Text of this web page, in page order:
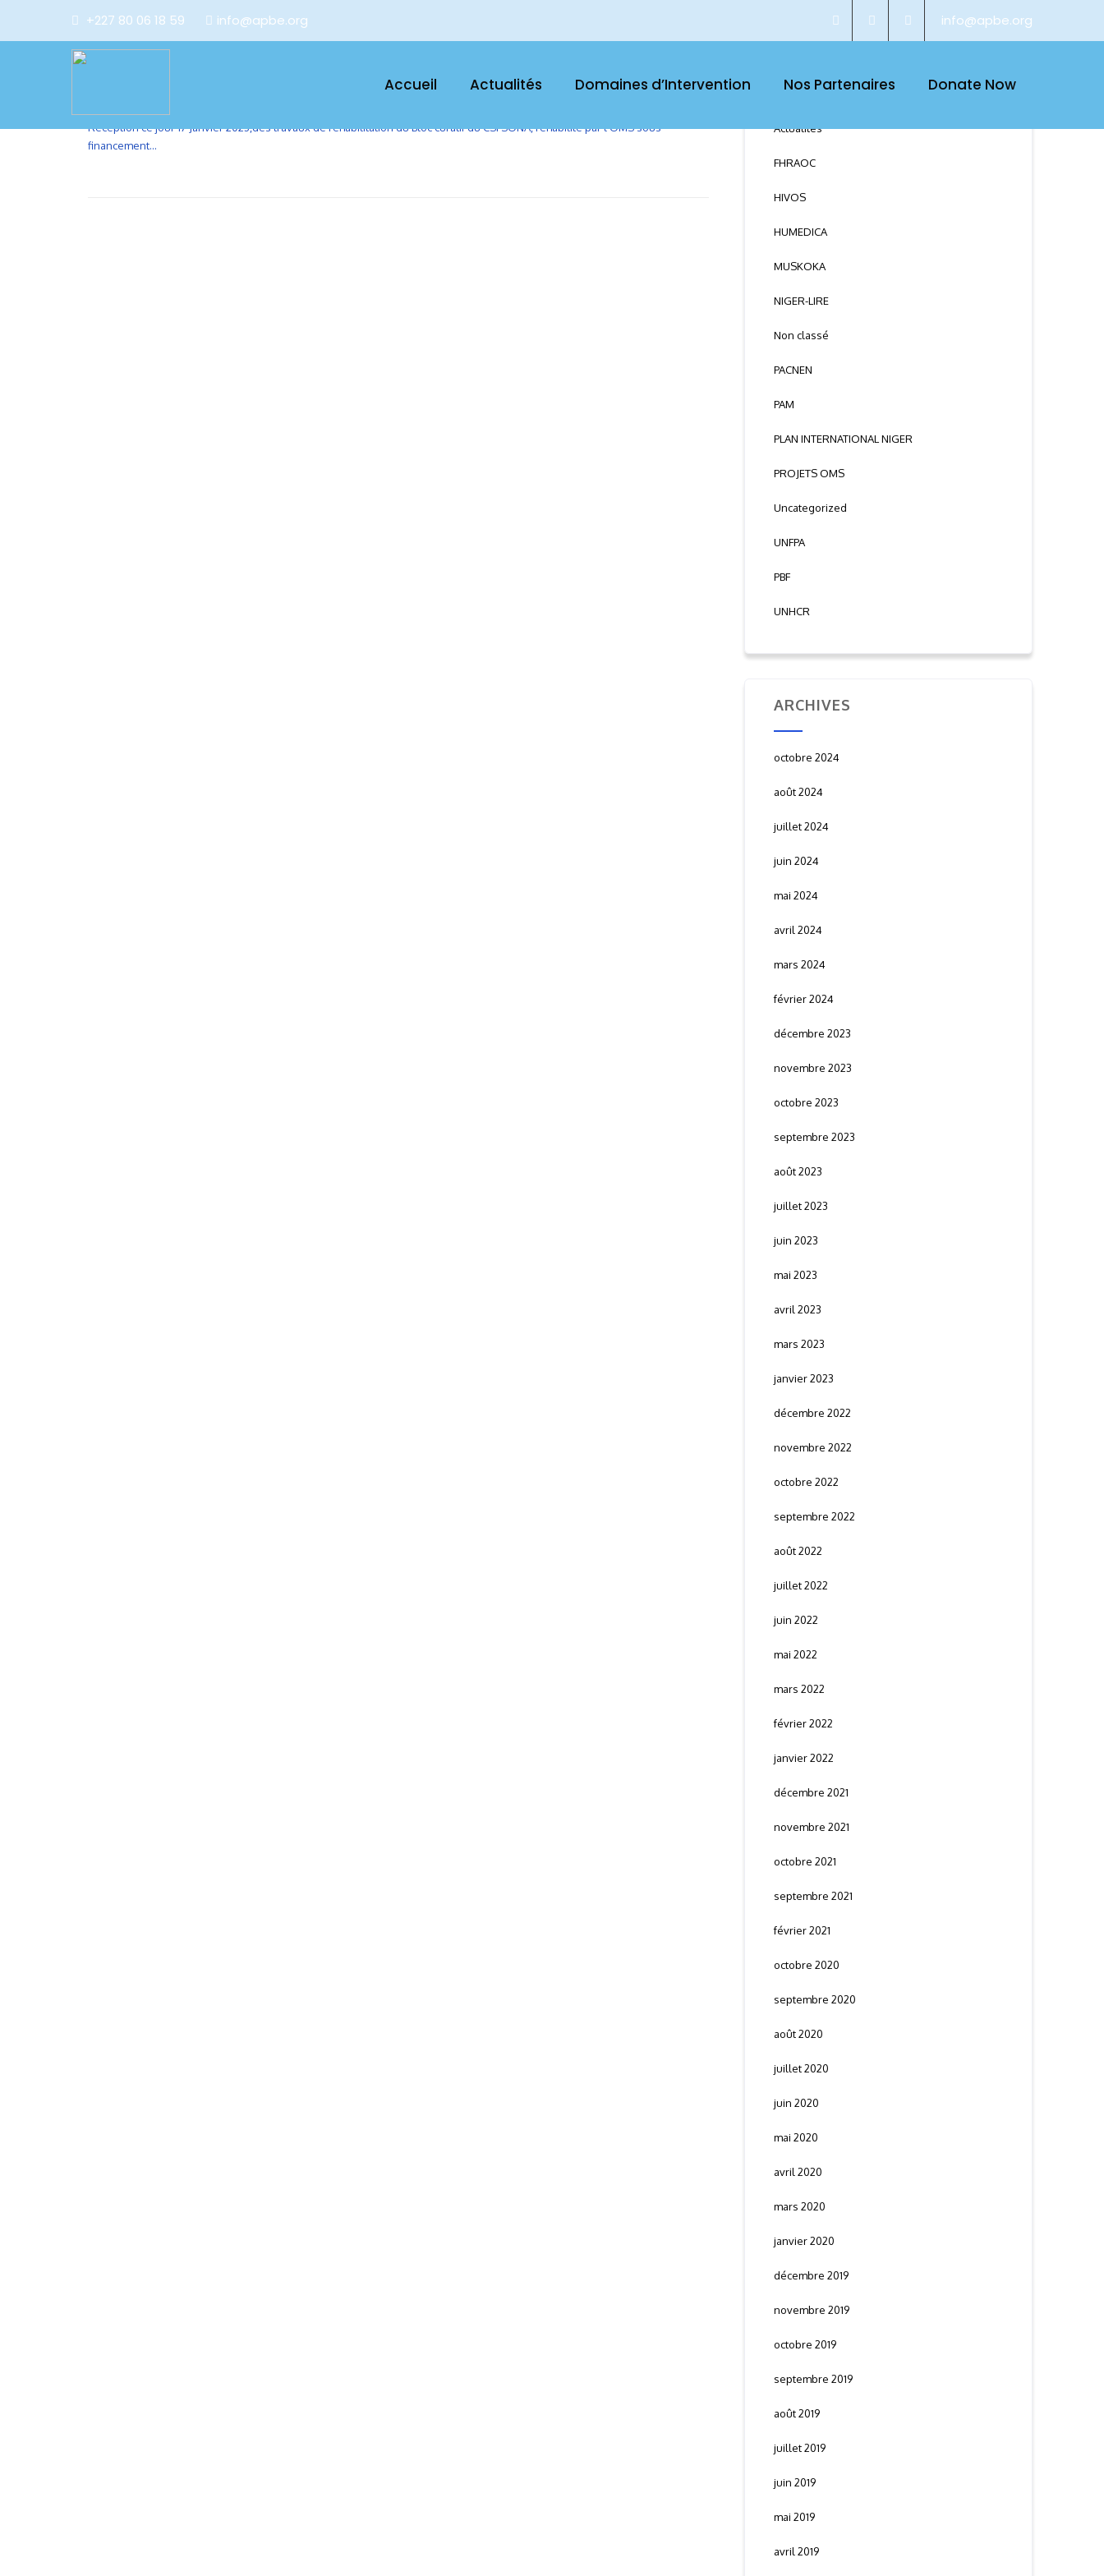
+227 80 06 18 59 info@apbe.org info@apbe.org
Accueil Actualités Domaines d’Intervention Nos Partenaires Donate Now
CURATIF DU CSI SONA
Réception ce jour 17 Janvier 2023,des travaux de réhabilitation du Bloc curatif du CSI SONA, réhabilité par l’OMS sous
financement...
CATEGORY
Actualités
FHRAOC
HIVOS
HUMEDICA
MUSKOKA
NIGER-LIRE
Non classé
PACNEN
PAM
PLAN INTERNATIONAL NIGER
PROJETS OMS
Uncategorized
UNFPA
PBF
UNHCR
ARCHIVES
octobre 2024
août 2024
juillet 2024
juin 2024
mai 2024
avril 2024
mars 2024
février 2024
décembre 2023
novembre 2023
octobre 2023
septembre 2023
août 2023
juillet 2023
juin 2023
mai 2023
avril 2023
mars 2023
janvier 2023
décembre 2022
novembre 2022
octobre 2022
septembre 2022
août 2022
juillet 2022
juin 2022
mai 2022
mars 2022
février 2022
janvier 2022
décembre 2021
novembre 2021
octobre 2021
septembre 2021
février 2021
octobre 2020
septembre 2020
août 2020
juillet 2020
juin 2020
mai 2020
avril 2020
mars 2020
janvier 2020
décembre 2019
novembre 2019
octobre 2019
septembre 2019
août 2019
juillet 2019
juin 2019
mai 2019
avril 2019